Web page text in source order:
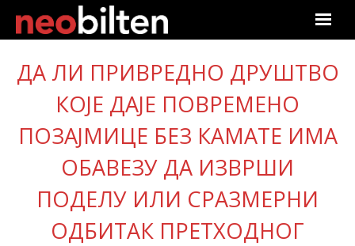
Почетна
Претрага
Актуелно
Подаци
Линкови
ДА ЛИ ПРИВРЕДНО ДРУШТВО
КОЈЕ ДАЈЕ ПОВРЕМЕНО
ПОЗАЈМИЦЕ БЕЗ КАМАТЕ ИМА
ОБАВЕЗУ ДА ИЗВРШИ
ПОДЕЛУ ИЛИ СРАЗМЕРНИ
ОДБИТАК ПРЕТХОДНОГ